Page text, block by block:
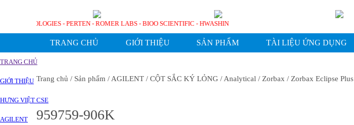
TECHNOLOGIES - PERTEN - ROMER LABS - BIOO SCIENTIFIC - HWASHIN
TRANG CHỦ GIỚI THIỆU SẢN PHẨM TÀI LIỆU ỨNG DỤNG
TRANG CHỦ
GIỚI THIỆU
HƯNG VIỆT CSE
AGILENT
Trang chủ / Sản phẩm / AGILENT / CỘT SẮC KÝ LỎNG / Analytical / Zorbax / Zorbax Eclipse Plus
959759-906K